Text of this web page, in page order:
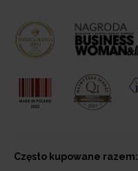
Często kupowane razem: